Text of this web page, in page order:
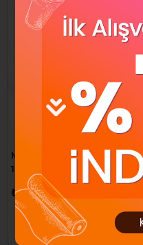
Megatech AUX Kablo Micro
1 metre
₺77,23
Sepete Ekle